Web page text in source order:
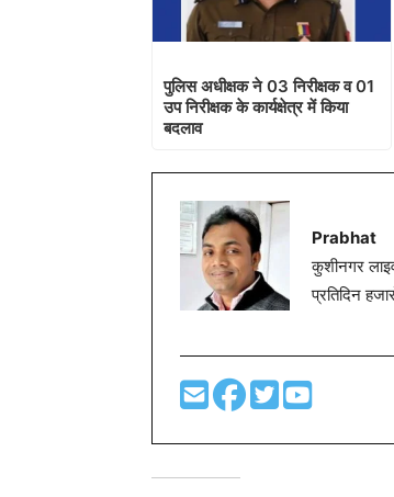
पुलिस अधीक्षक ने 03 निरीक्षक व 01
उप निरीक्षक के कार्यक्षेत्र में किया
बदलाव
Prabhat
कुशीनगर
प्रतिदिन